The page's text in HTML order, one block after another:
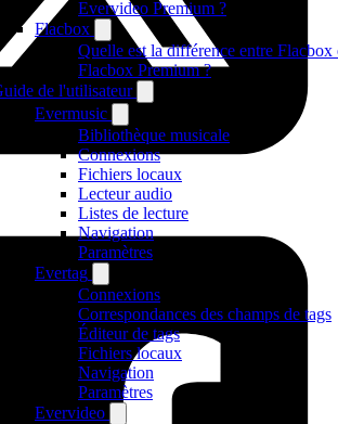
Evervideo Premium ?
Flacbox
Quelle est la différence entre Flacbox
Flacbox Premium ?
de l'utilisateur
Evermusic
Bibliothèque musicale
Connexions
Fichiers locaux
Lecteur audio
Listes de lecture
Navigation
Paramètres
Evertag
Connexions
Correspondances des champs de tags
Éditeur de tags
Fichiers locaux
Navigation
Paramètres
Evervideo